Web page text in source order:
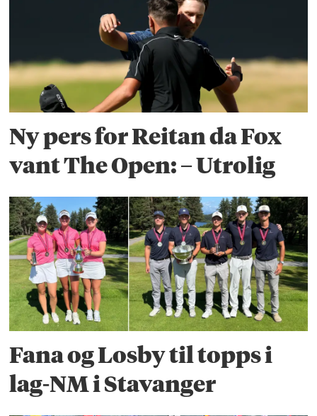
Ny pers for Reitan da Fox
vant The Open: – Utrolig
Fana og Losby til topps i
lag-NM i Stavanger